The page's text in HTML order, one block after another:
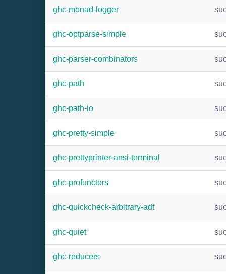
ghc-monad-logger
ghc-optparse-simple
ghc-parser-combinators
ghc-path
ghc-path-io
ghc-pretty-simple
ghc-prettyprinter-ansi-terminal
ghc-profunctors
ghc-quickcheck-arbitrary-adt
ghc-quiet
ghc-reducers